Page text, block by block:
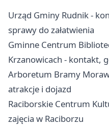
Urząd Gminy Rudnik -
sprawy do załatwienia
Gminne Centrum
Krzanowicach - kontakt,
Arboretum Bramy
atrakcje i dojazd
Raciborskie Centrum
zajęcia w Raciborzu